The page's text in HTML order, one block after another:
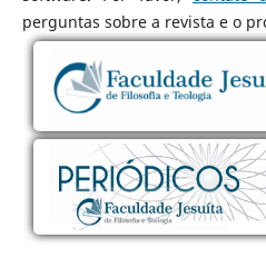
perguntas sobre a revista e o